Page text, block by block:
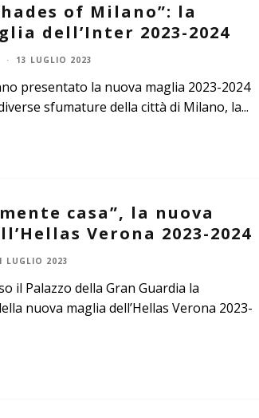
of Milano”: la
dell’Inter 2023-2024
· 13 LUGLIO 2023
presentato la nuova maglia 2023-2024
sfumature della città di Milano, la...
casa”, la nuova
Verona 2023-2024
LUGLIO 2023
il Palazzo della Gran Guardia la
nuova maglia dell’Hellas Verona 2023-